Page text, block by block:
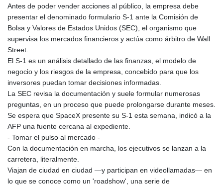
Antes de poder vender acciones al público, la empresa debe
presentar el denominado formulario S‑1 ante la Comisión de
Bolsa y Valores de Estados Unidos (SEC), el organismo que
supervisa los mercados financieros y actúa como árbitro de Wall
Street.
El S‑1 es un análisis detallado de las finanzas, el modelo de
negocio y los riesgos de la empresa, concebido para que los
inversores puedan tomar decisiones informadas.
La SEC revisa la documentación y suele formular numerosas
preguntas, en un proceso que puede prolongarse durante meses.
Se espera que SpaceX presente su S‑1 esta semana, indicó a la
AFP una fuente cercana al expediente.
- Tomar el pulso al mercado -
Con la documentación en marcha, los ejecutivos se lanzan a la
carretera, literalmente.
Viajan de ciudad en ciudad —y participan en videollamadas— en
lo que se conoce como un 'roadshow', una serie de